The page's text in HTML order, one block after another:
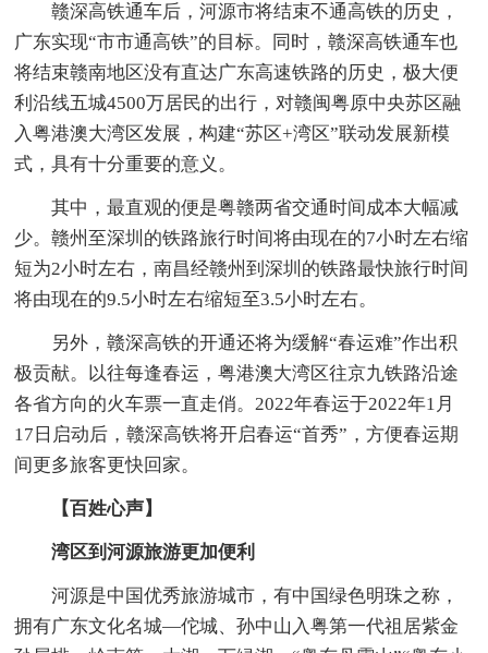
赣深高铁通车后，河源市将结束不通高铁的历史，
广东实现“市市通高铁”的目标。同时，赣深高铁通车也
将结束赣南地区没有直达广东高速铁路的历史，极大便
利沿线五城4500万居民的出行，对赣闽粤原中央苏区融
入粤港澳大湾区发展，构建“苏区+湾区”联动发展新模
式，具有十分重要的意义。
其中，最直观的便是粤赣两省交通时间成本大幅减
少。赣州至深圳的铁路旅行时间将由现在的7小时左右缩
短为2小时左右，南昌经赣州到深圳的铁路最快旅行时间
将由现在的9.5小时左右缩短至3.5小时左右。
另外，赣深高铁的开通还将为缓解“春运难”作出积
极贡献。以往每逢春运，粤港澳大湾区往京九铁路沿途
各省方向的火车票一直走俏。2022年春运于2022年1月
17日启动后，赣深高铁将开启春运“首秀”，方便春运期
间更多旅客更快回家。
【百姓心声】
湾区到河源旅游更加便利
河源是中国优秀旅游城市，有中国绿色明珠之称，
拥有广东文化名城—佗城、孙中山入粤第一代祖居紫金